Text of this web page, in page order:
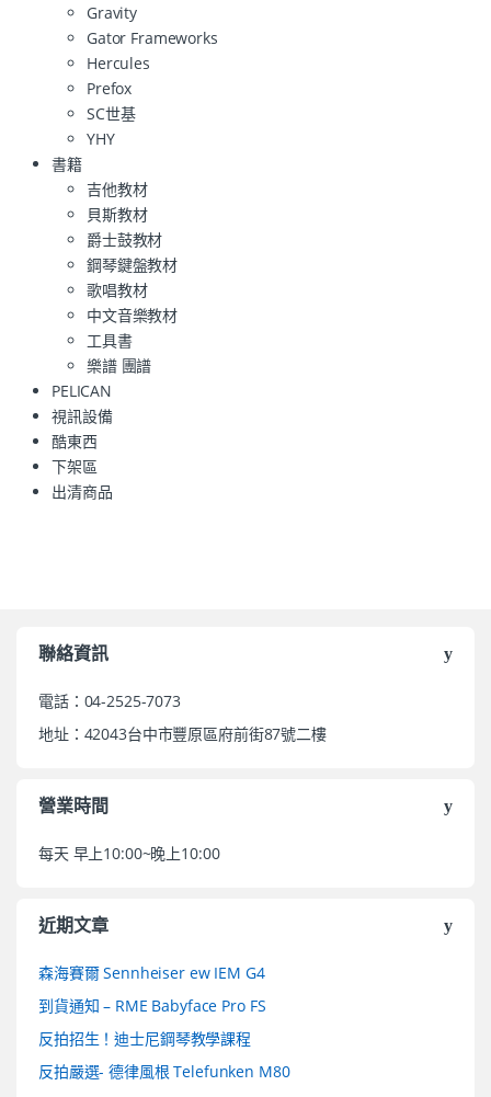
Gravity
Gator Frameworks
Hercules
Prefox
SC世基
YHY
書籍
吉他教材
貝斯教材
爵士鼓教材
鋼琴鍵盤教材
歌唱教材
中文音樂教材
工具書
樂譜 團譜
PELICAN
視訊設備
酷東西
下架區
出清商品
聯絡資訊
電話：04-2525-7073
地址：42043台中市豐原區府前街87號二樓
營業時間
每天 早上10:00~晚上10:00
近期文章
森海賽爾 Sennheiser ew IEM G4
到貨通知 – RME Babyface Pro FS
反拍招生！迪士尼鋼琴教學課程
反拍嚴選- 德律風根 Telefunken M80